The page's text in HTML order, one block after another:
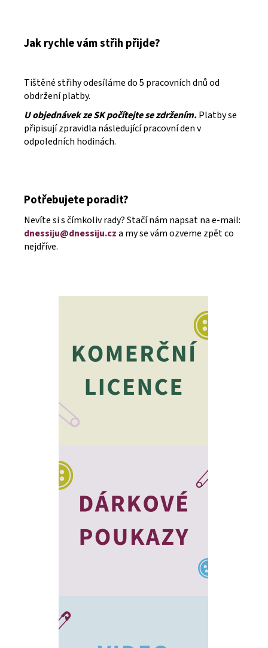
Jak rychle vám střih přijde?
Tištěné střihy odesíláme do 5 pracovních dnů od
obdržení platby.
U objednávek ze SK počítejte se zdržením.Platby se
připisují zpravidla následující pracovní den v
odpoledních hodinách.
Potřebujete poradit?
Nevíte si s čímkoliv rady? Stačí nám napsat na e-mail:
dnessiju@dnessiju.cza my se vám ozveme zpět co
nejdříve.